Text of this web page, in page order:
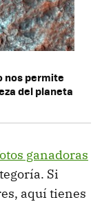
nos permite
del planeta
ganadoras
Si
aquí tienes